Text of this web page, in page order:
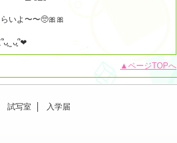
いよ〜〜🥺🎀🎀
ページTOPへ
試写室 入学届